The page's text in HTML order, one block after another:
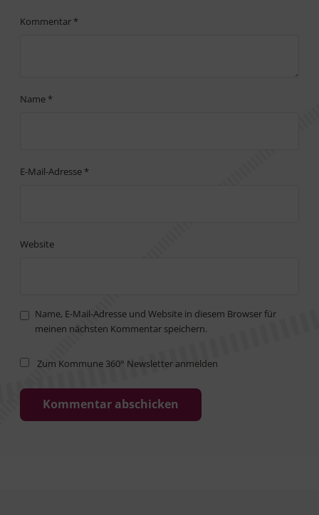
Kommentar *
Name *
E-Mail-Adresse *
Website
Name, E-Mail-Adresse und Website in diesem Browser für
meinen nächsten Kommentar speichern.
Zum Kommune 360° Newsletter anmelden